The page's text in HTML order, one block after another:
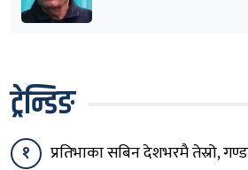
ट्रेन्डिङ
१ प्रतिभाका सबिन देशभरमै तेस्रो,